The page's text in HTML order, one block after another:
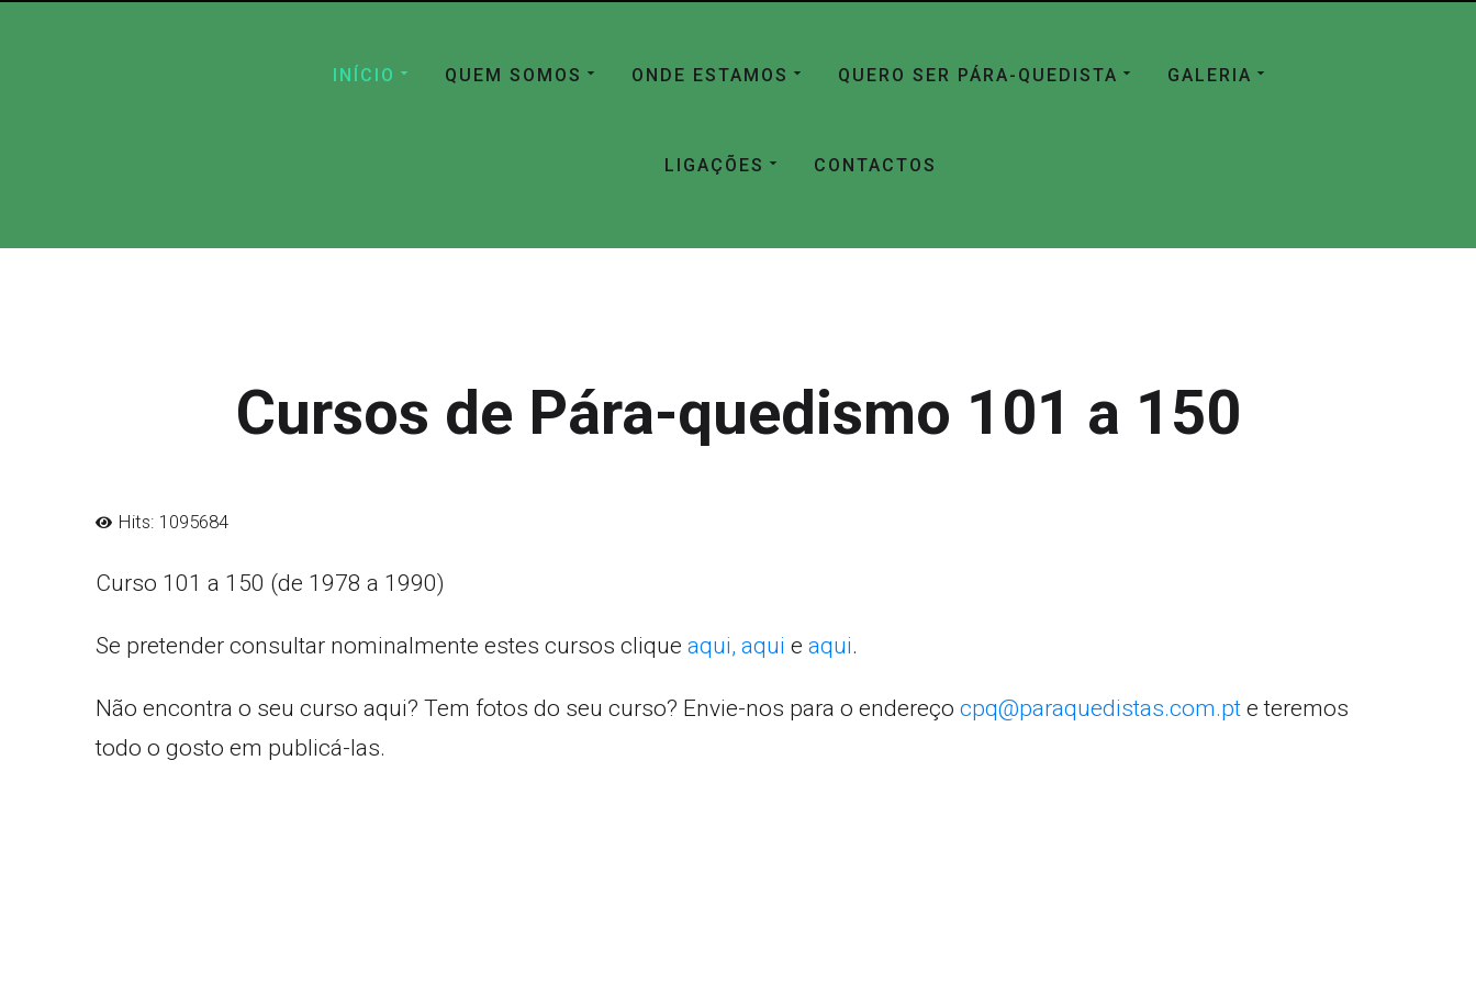
INÍCIO QUEM SOMOS ONDE ESTAMOS QUERO SER PÁRA-QUEDISTA GALERIA
LIGAÇÕES CONTACTOS
Cursos de Pára-quedismo 101 a 150
Hits: 1095684
Curso 101 a 150 (de 1978 a 1990)
Se pretender consultar nominalmente estes cursos clique aqui, aqui e aqui.
Não encontra o seu curso aqui? Tem fotos do seu curso? Envie-nos para o endereço cpq@paraquedistas.com.pt e teremos
todo o gosto em publicá-las.